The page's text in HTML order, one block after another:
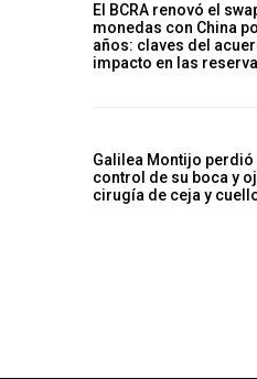
El BCRA renovó el
monedas con China
años: claves del
impacto en las
Galilea Montijo perdió
control de su boca y
cirugía de ceja y